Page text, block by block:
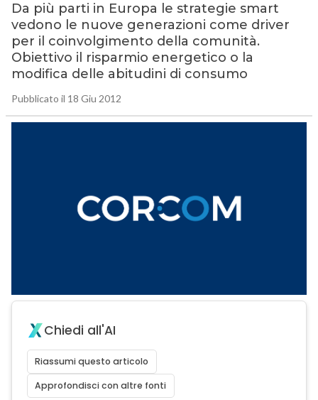
Da più parti in Europa le strategie smart
vedono le nuove generazioni come driver
per il coinvolgimento della comunità.
Obiettivo il risparmio energetico o la
modifica delle abitudini di consumo
Pubblicato il 18 Giu 2012
Chiedi all'AI
Riassumi questo articolo
Approfondisci con altre fonti